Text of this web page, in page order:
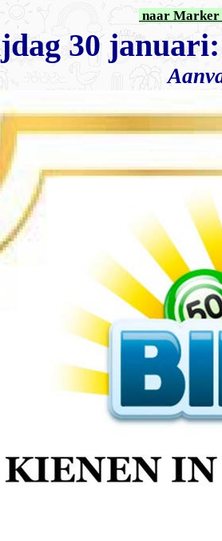
naar Marker
30